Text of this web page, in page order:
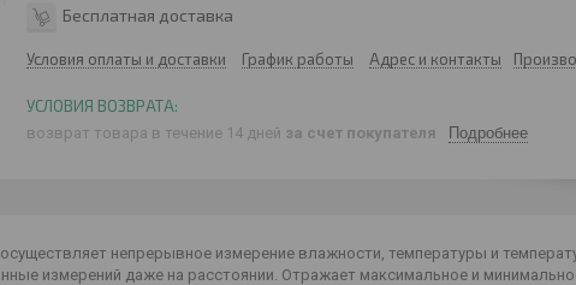
Бесплатная доставка
Условия оплаты и доставки График работы Адрес и контакты
возврат товара в течение 14 дней за счет покупателя Подробнее
непрерывное измерение влажности, температуры и
измерений даже на расстоянии. Отражает максимальное и